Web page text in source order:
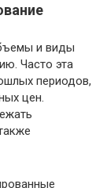
и виды
Часто эта
периодов,
цен.